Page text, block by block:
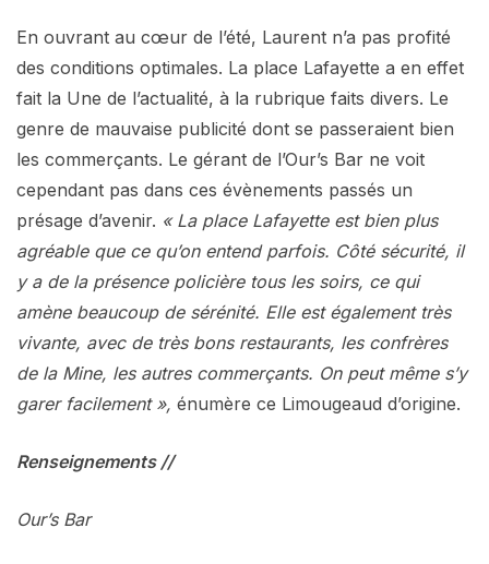
En ouvrant au cœur de l’été, Laurent n’a pas profité
des conditions optimales. La place Lafayette a en effet
fait la Une de l’actualité, à la rubrique faits divers. Le
genre de mauvaise publicité dont se passeraient bien
les commerçants. Le gérant de l’Our’s Bar ne voit
cependant pas dans ces évènements passés un
présage d’avenir. « La place Lafayette est bien plus
agréable que ce qu’on entend parfois. Côté sécurité, il
y a de la présence policière tous les soirs, ce qui
amène beaucoup de sérénité. Elle est également très
vivante, avec de très bons restaurants, les confrères
de la Mine, les autres commerçants. On peut même s’y
garer facilement », énumère ce Limougeaud d’origine.
Renseignements //
Our’s Bar